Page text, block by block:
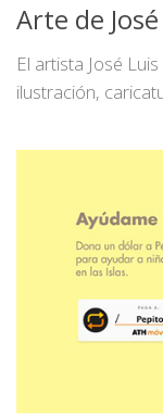
Arte de
El artista José
ilustración,